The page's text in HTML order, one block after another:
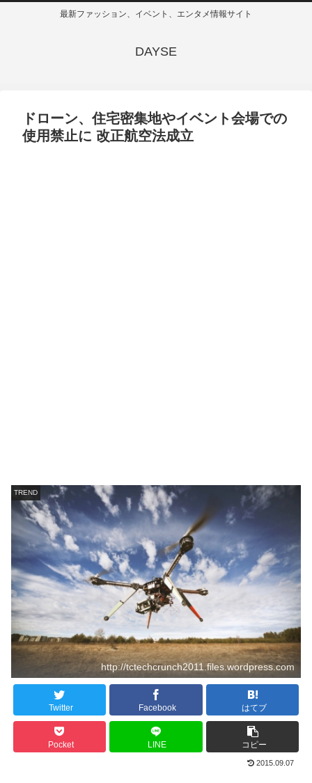
最新ファッション、イベント、エンタメ情報サイト
DAYSE
ドローン、住宅密集地やイベント会場での
使用禁止に 改正航空法成立
TREND
http://tctechcrunch2011.files.wordpress.com
Twitter Facebook はてブ
Pocket LINE コピー
2015.09.07